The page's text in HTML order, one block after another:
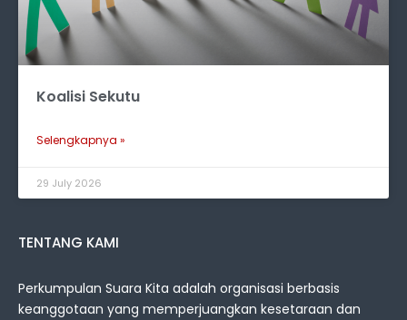
Koalisi Sekutu
Selengkapnya »
29 July 2026
TENTANG KAMI
Perkumpulan Suara Kita adalah organisasi berbasis
keanggotaan yang memperjuangkan kesetaraan dan